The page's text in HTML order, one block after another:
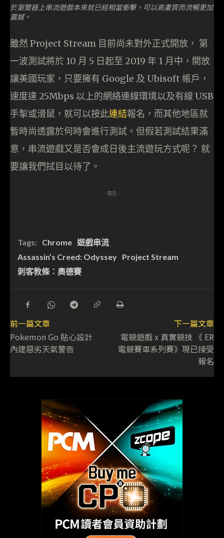
於瀏覽器上串流遊戲本來就已經相當衝擊，可以高畫質而流暢更加
震撼。
雖然 Project Stream 目前尚未對外正式開放， 第
一波測試將於 10 月 5 日起至 2019 年 1 月中，開放
讓美國玩家，只要擁有 Google 及 Ubisoft 帳戶，
速度達 25Mbps 以上的網絡連線環境以及有線 USB
手掣或滑鼠，就可以按此連結報名，而其他地區就
暫時尚透露於何時會進行測試。但假若測試結果滿
意，串流遊戲又是否會成日後主流遊玩方式呢？ 就
要讓我們拭目以待了。
- 廣告 -
Tags: Chrome 遊戲串流
Assassin’s Creed: Odyssey Project Stream
刺客教條：奧德賽
前一篇文章
Pokemon Go 貼心設計
內建惡劣天氣警告
下一篇文章
電競遊戲 x 真實競技 《 ER
電競賽車系列賽》現已接受
報名